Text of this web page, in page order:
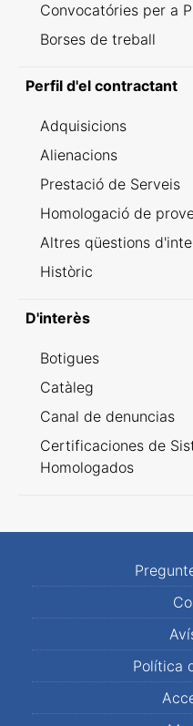
Convocatóries per a
Borses de treball
Perfil d'el contractant
Adquisicions
Alienacions
Prestació de Serveis
Homologació de
Altres qüestions
Històric
D'interès
Botigues
Catàleg
Canal de denuncias
Certificaciones de
Homologados
Política